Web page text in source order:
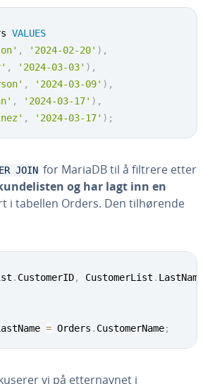
VALUES
, '2024-02-20' ) ,
, '2024-03-03' ) ,
, '2024-03-09' ) ,
, '2024-03-17' ) ,
, '2024-03-17' ) ;
JOIN for MariaDB til å filtrere etter
og har lagt inn en
i tabellen Orders. Den tilhørende
. CustomerID, CustomerList . LastName
= Orders . CustomerName;
vi på etternavnet i